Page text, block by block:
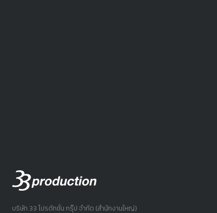
บริษัท 33 โปรดักชั่น กรุ๊ป จำกัด (สำนักงานใหญ่)